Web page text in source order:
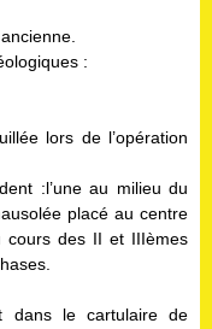
:
lors de l’opération
:l’une au milieu du
placé au centre
cours des II et IIIèmes
dans le cartulaire de